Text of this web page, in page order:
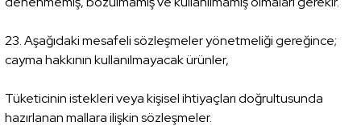
23. Aşağıdaki mesafeli sözleşmeler yönetmeliği gereğince;
cayma hakkının kullanılmayacak ürünler,
Tüketicinin istekleri veya kişisel ihtiyaçları doğrultusunda
hazırlanan mallara ilişkin sözleşmeler.